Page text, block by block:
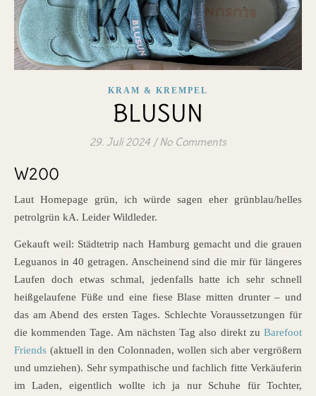
KRAM & KREMPEL
BLUSUN
29. Juli 2024 / No Comments
W200
Laut Homepage grün, ich würde sagen eher grünblau/helles
petrolgrün kA. Leider Wildleder.
Gekauft weil: Städtetrip nach Hamburg gemacht und die grauen
Leguanos in 40 getragen. Anscheinend sind die mir für längeres
Laufen doch etwas schmal, jedenfalls hatte ich sehr schnell
heißgelaufene Füße und eine fiese Blase mitten drunter – und
das am Abend des ersten Tages. Schlechte Voraussetzungen für
die kommenden Tage. Am nächsten Tag also direkt zu Barefoot
Friends (aktuell in den Colonnaden, wollen sich aber vergrößern
und umziehen). Sehr sympathische und fachlich fitte Verkäuferin
im Laden, eigentlich wollte ich ja nur Schuhe für Tochter,